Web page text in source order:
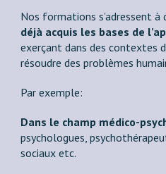
Nos formations s’adressent à
déjà acquis les bases de
exerçant dans des contextes
résoudre des problèmes
Par exemple:
Dans le champ médico-
psychologues,
sociaux etc.